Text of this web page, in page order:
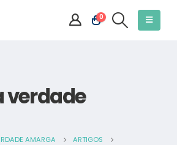
0
verdade
AMARGA
ARTIGOS